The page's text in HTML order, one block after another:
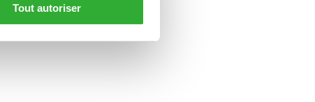
Tout autoriser